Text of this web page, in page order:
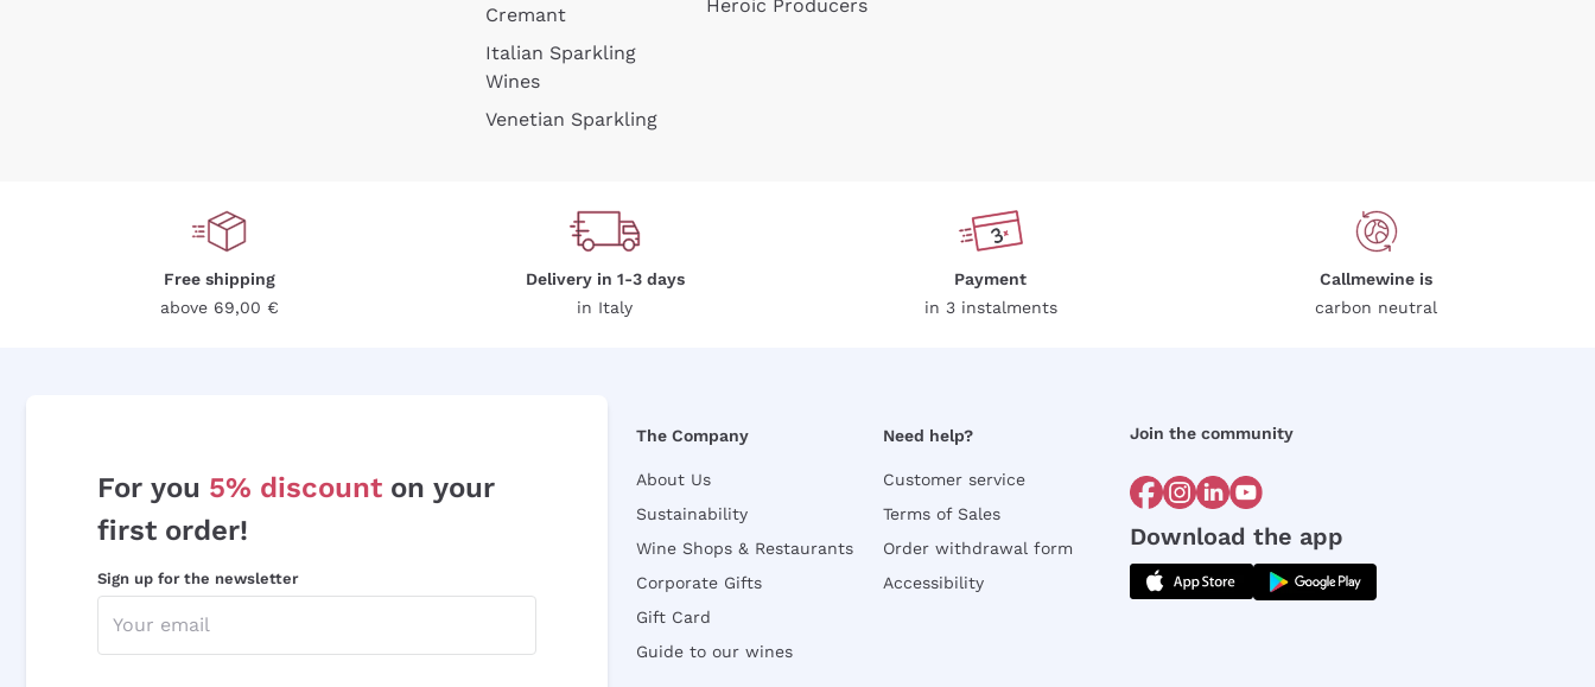
Cremant
Italian Sparkling
Wines
Venetian Sparkling
Heroic Producers
Free shipping
above 69,00 €
Delivery in 1-3 days
in Italy
Payment
in 3 instalments
Callmewine is
carbon neutral
For you 5% discount on your
first order!
Sign up for the newsletter
The Company
About Us
Sustainability
Wine Shops & Restaurants
Corporate Gifts
Gift Card
Guide to our wines
Need help?
Customer service
Terms of Sales
Order withdrawal form
Accessibility
Join the community
Download the app